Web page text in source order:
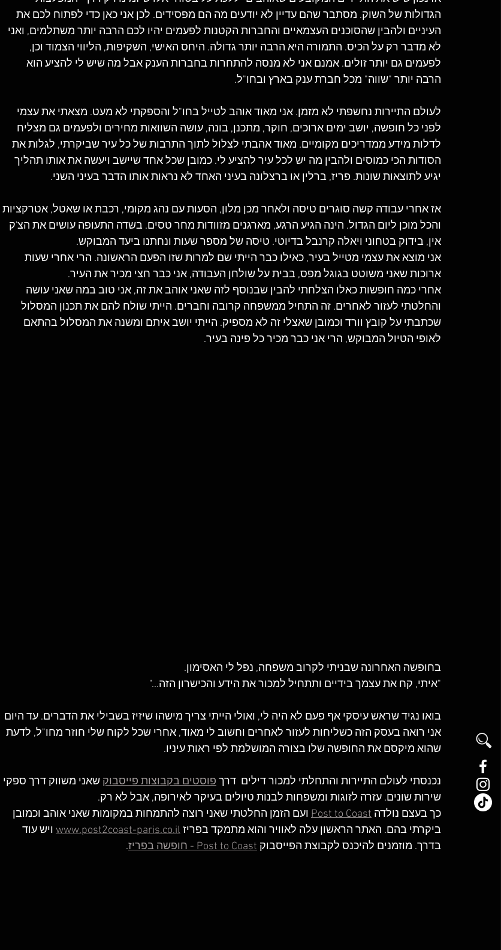
הגדולות של השוק. מסתבר שהם עדיין לא יודעים מה הם מפסידים. לכן אני כאן כדי לפתוח לכם את
העיניים ולהבין שהסוכנים העצמאיים והחברות הקטנות לפעמים יהיו לכם הרבה יותר משתלמים, ואני
לא מדבר רק על הכיס. התמורה היא הרבה יותר גדולה. היחס האישי, השקיפות, הליווי הצמוד וכן,
לפעמים גם יותר זולים. אמנם אני לא מנסה להתחרות בחברות הענק אבל מה שיש לי להציע הוא
הרבה יותר "שווה" מכל חברת ענק בארץ ובחו"ל.
לעולם התיירות נחשפתי לא מזמן. אני מאוד אוהב לטייל בחו"ל והספקתי לא מעט. מצאתי את עצמי
לפני כל חופשה, יושב ימים ארוכים, חוקר, מתכנן, בונה, עושה השוואות מחירים ולפעמים גם מצליח
לדלות מידע ממדריכים מקומיים. מאוד אהבתי לצלול לתוך התרבות של כל עיר שביקרתי, לגלות את
הסודות הכי כמוסים ולהבין מה יש לכל עיר להציע לי. כמובן שכל אחד שיישב ויעשה את אותו תהליך
יגיע לתוצאות שונות. פריז, ברלין או ברצלונה בעיני האחד לא נראות אותו הדבר בעיני השני.
אז אחרי עבודה קשה סוגרים טיסה ולאחר מכן מלון, הסעות עם נהג מקומי, רכבת או שאטל, אטרקציות
והכל מוכן ליום הגדול. הינה הגיע הרגע, מארגנים מזוודות מחר טסים. בשדה התעופה עושים את הצ'ק
אין, בידוק בטחוני ויאלה קרנבל בדיוטי. טיסה של מספר שעות ונחתנו ביעד המבוקש.
אני מוצא את עצמי מטייל בעיר, כאילו כבר הייתי שם למרות שזו הפעם הראשונה. הרי אחרי שעות
ארוכות שאני משוטט בגוגל מפס, בבית על שולחן העבודה, אני כבר חצי מכיר את העיר.
אחרי כמה חופשות כאלו הצלחתי להבין שבנוסף לזה שאני אוהב את זה, אני טוב במה שאני עושה
והחלטתי לעזור לאחרים. זה התחיל ממשפחה קרובה וחברים. הייתי שולח להם את תכנון המסלול
שכתבתי על קובץ וורד וכמובן שאצלי זה לא מספיק. הייתי יושב איתם ומשנה את המסלול בהתאם
לאופי הטיול המבוקש, הרי אני כבר מכיר כל פינה בעיר.
בחופשה האחרונה שבניתי לקרוב משפחה, נפל לי האסימון.
"איתי, קח את עצמך בידיים ותתחיל למכור את הידע והכישרון הזה..."
בואו נגיד שראש עיסקי אף פעם לא היה לי, ואולי הייתי צריך מישהו שיזיז בשבילי את הדברים. עד היום
אני רואה בעסק הזה כשליחות לעזור לאחרים וחשוב לי מאוד, אחרי שכל לקוח שלי חוזר מחו"ל, לדעת
שהוא מיקסם את החופשה שלו בצורה המושלמת לפי ראות עיניו.
נכנסתי לעולם התיירות והתחלתי למכור דילים  דרך פוסטים בקבוצות פייסבוק שאני משווק דרך ספקי
שירות שונים. עזרה לזוגות ומשפחות לבנות טיולים בעיקר לאירופה, אבל לא רק.
כך בעצם נולדה Post to Coast ועם הזמן החלטתי שאני רוצה להתמחות במקומות שאני אוהב וכמובן
ביקרתי בהם. האתר הראשון עלה לאוויר והוא מתמקד בפריז www.post2coast-paris.co.il ויש עוד
בדרך. מוזמנים להיכנס לקבוצת הפייסבוק Post to Coast - חופשה בפריז .